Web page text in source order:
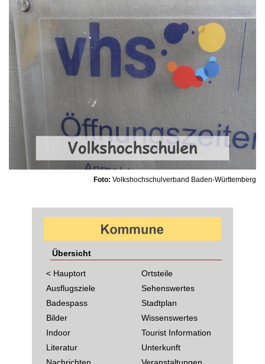
Foto: Volkshochschulverband Baden-Württemberg
Übersicht
< Hauptort
Ausflugsziele
Badespass
Bilder
Indoor
Literatur
Nachrichten
Ortsteile
Sehenswertes
Stadtplan
Wissenswertes
Tourist Information
Unterkunft
Veranstaltungen